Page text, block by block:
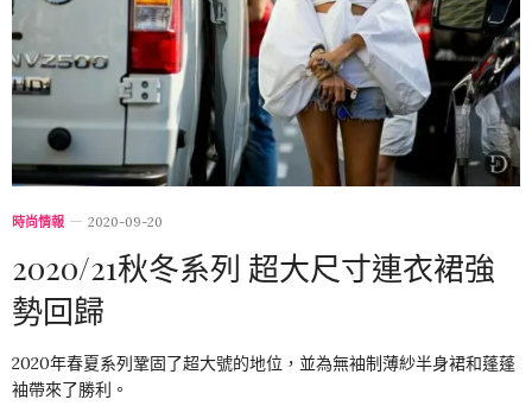
時尚情報 2020-09-20
2020/21秋冬系列 超大尺寸連衣裙強
勢回歸
2020年春夏系列鞏固了超大號的地位，並為無袖制薄紗半身裙和蓬蓬
袖帶來了勝利。